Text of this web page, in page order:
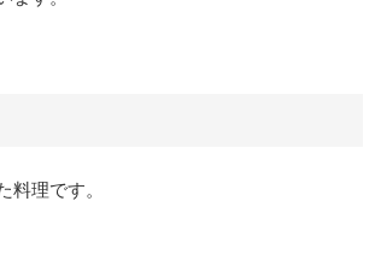
料理です。